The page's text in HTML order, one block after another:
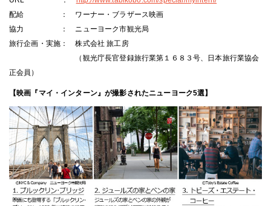
配給 ： ワーナー・ブラザース映画
協力 ： ニューヨーク市観光局
旅行企画・実施： 株式会社 旅工房
（観光庁長官登録旅行業第１６８３号、日本旅行業協会
正会員）
【映画『マイ・インターン』が撮影されたニューヨーク5選】